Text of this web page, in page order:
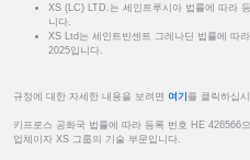
XS (LC) LTD.는 세인트루시아 법률에 따라
니다.
XS Ltd는 세인트빈센트 그레나딘 법률에 따
2025입니다.
규정에 대한 자세한 내용을 보려면 여기 를 클릭하십시
키프로스 공화국 법률에 따라 등록 번호 HE 426566
업체이자 XS 그룹의 기술 부문입니다.